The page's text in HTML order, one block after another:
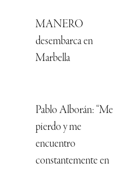
MANERO
desembarca en
Marbella
Pablo Alborán: “Me
pierdo y me
encuentro
constantemente en